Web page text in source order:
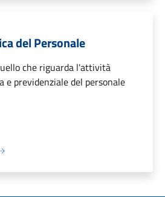
del Personale
che riguarda l'attività
e previdenziale del personale